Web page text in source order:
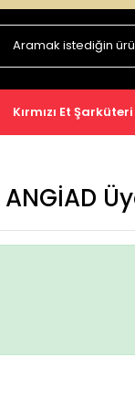
Kırmızı Et Şarküteri
ANGİAD